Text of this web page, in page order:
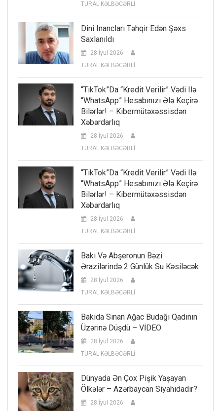
TURAL KƏLBƏCƏRLİ
Dini Inancları Təhqir Edən Şəxs
Saxlanıldı
28 İyul 2026
TURAL KƏLBƏCƏRLİ
“TikTok”da “kredit Verilir” Vədi Ilə
“WhatsApp” Hesabınızı Ələ Keçirə
Bilərlər! – Kibermütəxəssisdən
Xəbərdarlıq
28 İyul 2026
TURAL KƏLBƏCƏRLİ
“TikTok”da “kredit Verilir” Vədi Ilə
“WhatsApp” Hesabınızı Ələ Keçirə
Bilərlər! – Kibermütəxəssisdən
Xəbərdarlıq
28 İyul 2026
TURAL KƏLBƏCƏRLİ
Bakı Və Abşeronun Bəzi
Ərazilərində 2 Günlük Su Kəsiləcək
28 İyul 2026
TURAL KƏLBƏCƏRLİ
Bakıda Sınan Ağac Budağı Qadının
Üzərinə Düşdü – VİDEO
28 İyul 2026
TURAL KƏLBƏCƏRLİ
Dünyada Ən Çox Pişik Yaşayan
Ölkələr – Azərbaycan Siyahıdadır?
28 İyul 2026